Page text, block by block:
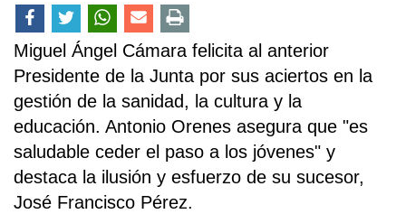
Miguel Ángel Cámara felicita al anterior
Presidente de la Junta por sus aciertos en la
gestión de la sanidad, la cultura y la
educación. Antonio Orenes asegura que "es
saludable ceder el paso a los jóvenes" y
destaca la ilusión y esfuerzo de su sucesor,
José Francisco Pérez.